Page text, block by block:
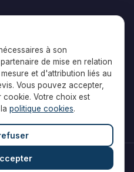
— Tous droits réservés
à son
de mise en relation
et d'attribution liés au
Vous pouvez accepter,
Votre choix est
politique cookies.